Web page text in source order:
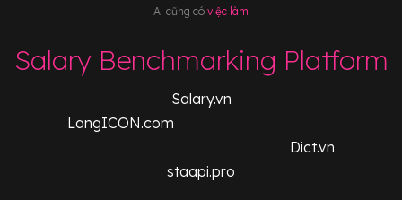
Ai cũng có việc làm
Salary Benchmarking Platform
Salary.vn
LangICON.com
Dict.vn
staapi.pro